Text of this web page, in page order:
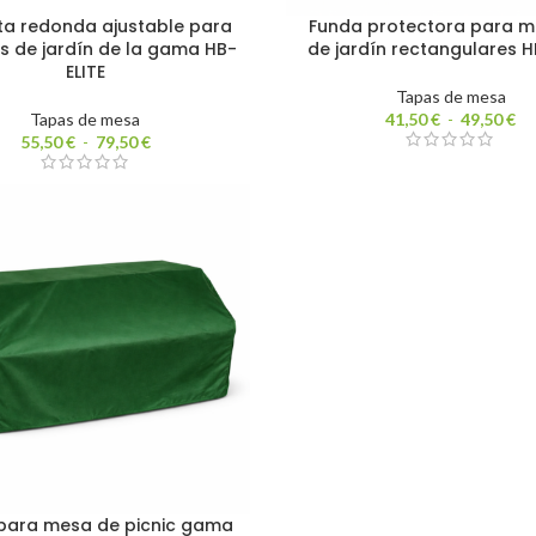
redonda ajustable para
de jardín de la gama HB-
ELITE
Tapas de mesa
55,50€ - 79,50€
Funda protectora para
de jardín rectangulares
Tapas de mesa
41,50€ - 49,50€
mesa de picnic gama